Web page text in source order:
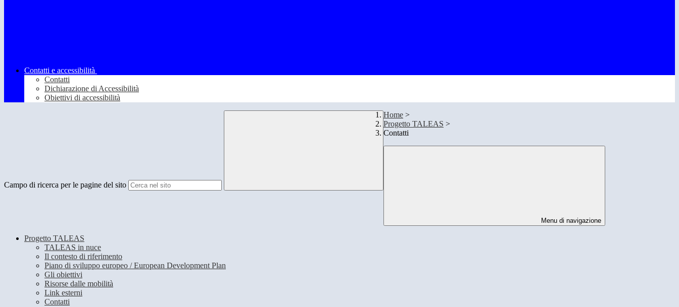
Contatti e accessibilità
Contatti
Dichiarazione di Accessibilità
Obiettivi di accessibilità
Campo di ricerca per le pagine del sito
Home >
Progetto TALEAS >
Contatti
Menu di navigazione
Progetto TALEAS
TALEAS in nuce
Il contesto di riferimento
Piano di sviluppo europeo / European Development Plan
Gli obiettivi
Risorse dalle mobilità
Link esterni
Contatti